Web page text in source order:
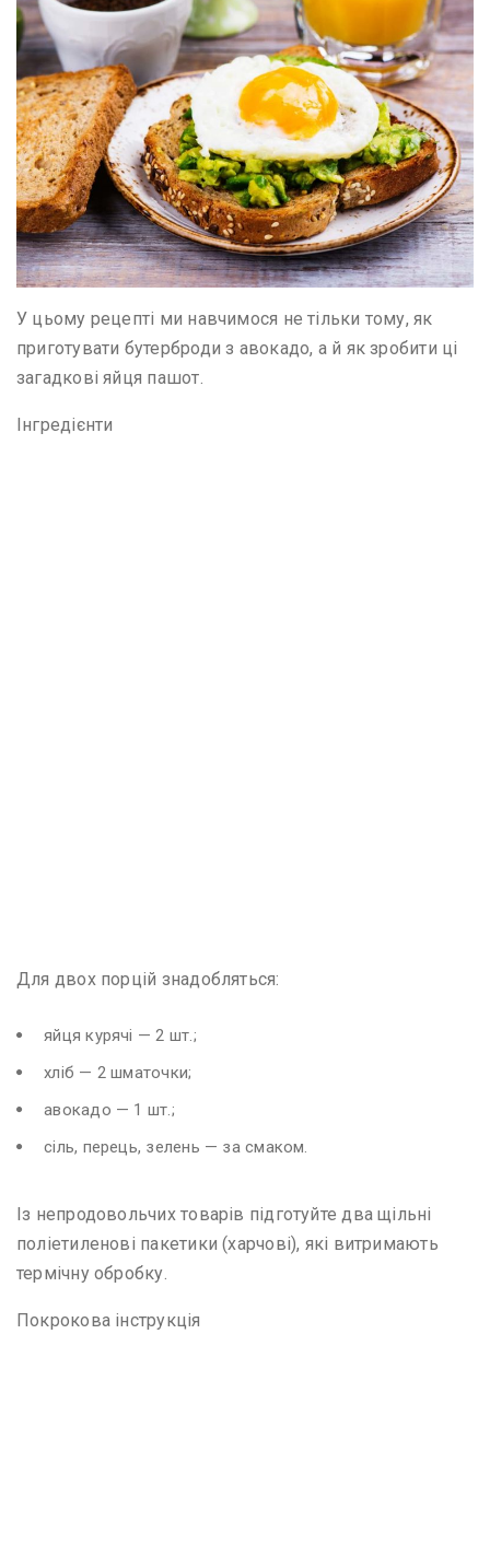
У цьому рецепті ми навчимося не тільки тому, як
приготувати бутерброди з авокадо, а й як зробити ці
загадкові яйця пашот.
Інгредієнти
Для двох порцій знадобляться:
яйця курячі — 2 шт.;
хліб — 2 шматочки;
авокадо — 1 шт.;
сіль, перець, зелень — за смаком.
Із непродовольчих товарів підготуйте два щільні
поліетиленові пакетики (харчові), які витримають
термічну обробку.
Покрокова інструкція